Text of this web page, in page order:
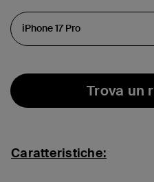
Trova un
Caratteristiche: